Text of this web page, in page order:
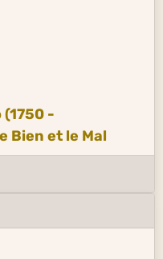
(1750 -
Bien et le Mal